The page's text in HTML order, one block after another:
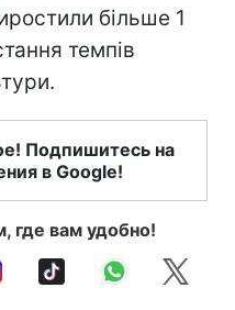
більше 1
темпів
Подпишитесь на
в Google!
где вам удобно!